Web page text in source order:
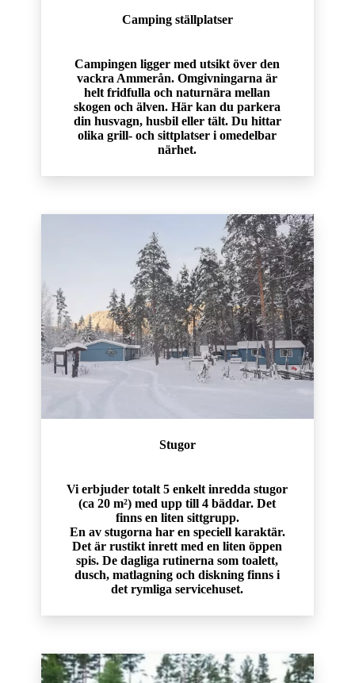
Camping ställplatser
Campingen ligger med utsikt över den
vackra Ammerån. Omgivningarna är
helt fridfulla och naturnära mellan
skogen och älven. Här kan du parkera
din husvagn, husbil eller tält. Du hittar
olika grill- och sittplatser i omedelbar
närhet.
Stugor
Vi erbjuder totalt 5 enkelt inredda stugor
(ca 20 m²) med upp till 4 bäddar. Det
finns en liten sittgrupp.
En av stugorna har en speciell karaktär.
Det är rustikt inrett med en liten öppen
spis. De dagliga rutinerna som toalett,
dusch, matlagning och diskning finns i
det rymliga servicehuset.